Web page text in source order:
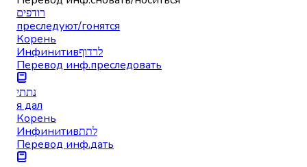
רודפים
преследуют/гонятся
Корень
Инфинитивלרדוף
Перевод инф.преследовать
נתתי
я дал
Корень
Инфинитивלתת
Перевод инф.дать